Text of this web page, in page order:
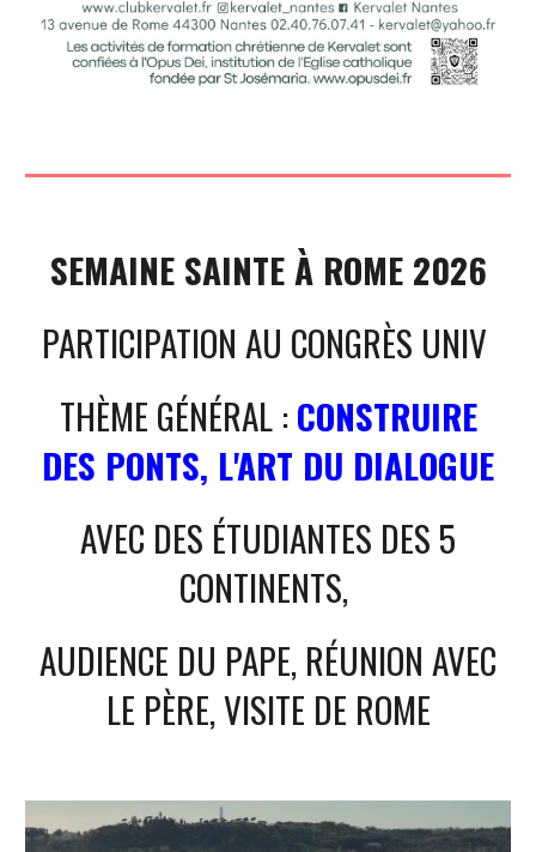
SEMAINE SAINTE À ROME 2026
PARTICIPATION AU CONGRÈS UNIV
THÈME GÉNÉRAL :CONSTRUIRE
DES PONTS, L'ART DU DIALOGUE
AVEC DES ÉTUDIANTES DES 5
CONTINENTS,
AUDIENCE DU PAPE, RÉUNION AVEC
LE PÈRE, VISITE DE ROME